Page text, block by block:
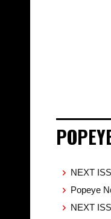
NEXT
Popeye
NEXT